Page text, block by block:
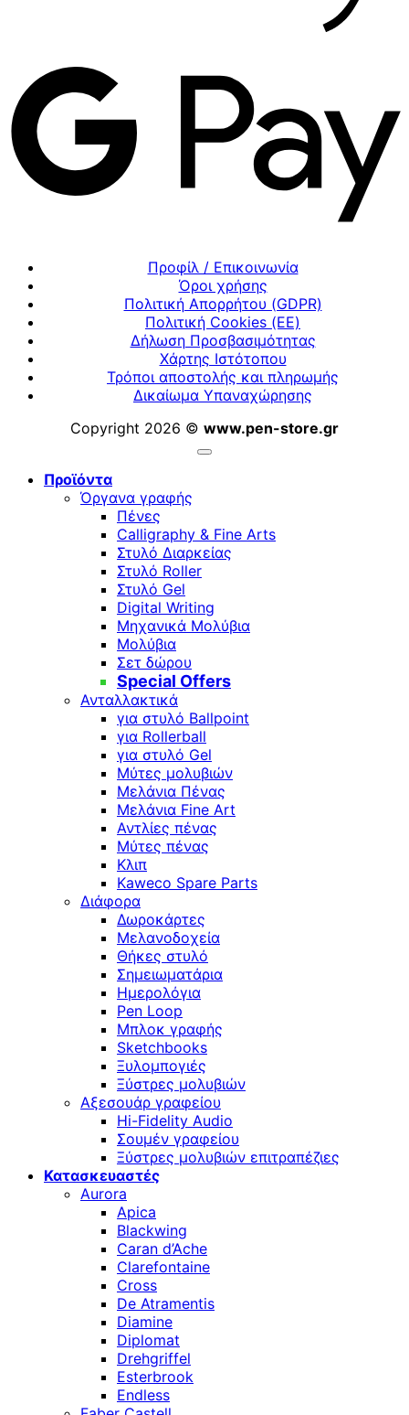
Προφίλ / Επικοινωνία
Όροι χρήσης
Πολιτική Απορρήτου (GDPR)
Πολιτική Cookies (ΕΕ)
Δήλωση Προσβασιμότητας
Χάρτης Ιστότοπου
Τρόποι αποστολής και πληρωμής
Δικαίωμα Υπαναχώρησης
Copyright 2026 © www.pen-store.gr
Προϊόντα
Όργανα γραφής
Πένες
Calligraphy & Fine Arts
Στυλό Διαρκείας
Στυλό Roller
Στυλό Gel
Digital Writing
Μηχανικά Μολύβια
Μολύβια
Σετ δώρου
Special Offers
Ανταλλακτικά
για στυλό Ballpoint
για Rollerball
για στυλό Gel
Μύτες μολυβιών
Μελάνια Πένας
Μελάνια Fine Art
Αντλίες πένας
Μύτες πένας
Κλιπ
Kaweco Spare Parts
Διάφορα
Δωροκάρτες
Μελανοδοχεία
Θήκες στυλό
Σημειωματάρια
Ημερολόγια
Pen Loop
Μπλοκ γραφής
Sketchbooks
Ξυλομπογιές
Ξύστρες μολυβιών
Αξεσουάρ γραφείου
Hi-Fidelity Audio
Σουμέν γραφείου
Ξύστρες μολυβιών επιτραπέζιες
Κατασκευαστές
Aurora
Apica
Blackwing
Caran d’Ache
Clarefontaine
Cross
De Atramentis
Diamine
Diplomat
Drehgriffel
Esterbrook
Endless